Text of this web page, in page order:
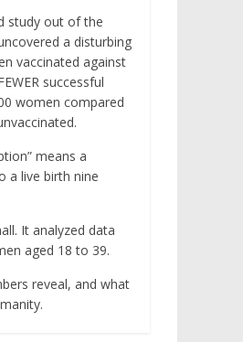
study out of the
a disturbing
vaccinated against
successful
women compared
means a
a live birth nine
It analyzed data
aged 18 to 39.
reveal, and what